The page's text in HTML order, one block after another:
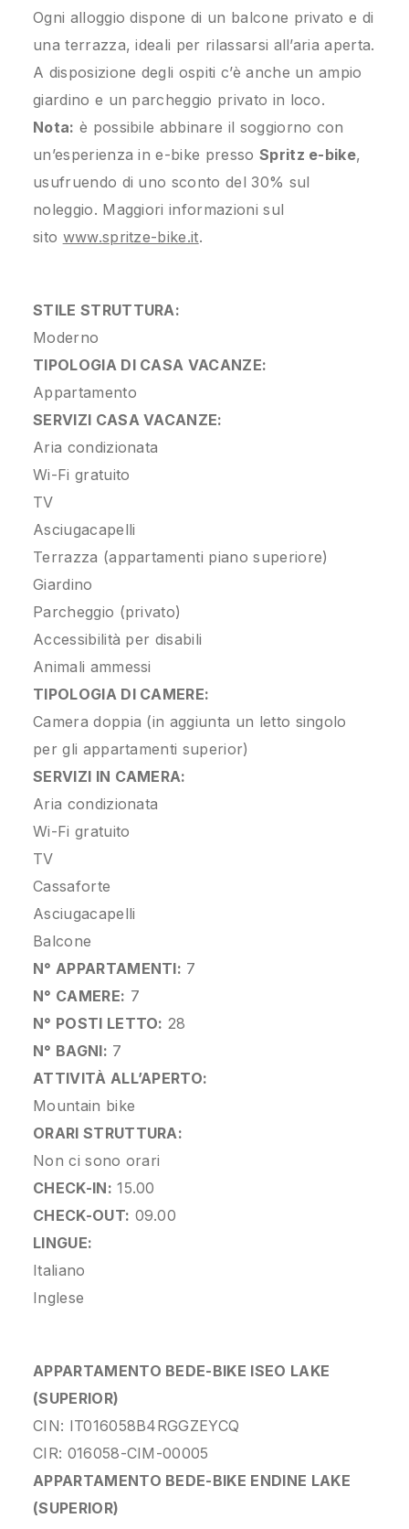
Ogni alloggio dispone di un balcone privato e di
una terrazza, ideali per rilassarsi all’aria aperta.
A disposizione degli ospiti c’è anche un ampio
giardino e un parcheggio privato in loco.
Nota: è possibile abbinare il soggiorno con
un’esperienza in e-bike presso Spritz e-bike,
usufruendo di uno sconto del 30% sul
noleggio. Maggiori informazioni sul
sito www.spritze-bike.it.
STILE STRUTTURA:
Moderno
TIPOLOGIA DI CASA VACANZE:
Appartamento
SERVIZI CASA VACANZE:
Aria condizionata
Wi-Fi gratuito
TV
Asciugacapelli
Terrazza (appartamenti piano superiore)
Giardino
Parcheggio (privato)
Accessibilità per disabili
Animali ammessi
TIPOLOGIA DI CAMERE:
Camera doppia (in aggiunta un letto singolo
per gli appartamenti superior)
SERVIZI IN CAMERA:
Aria condizionata
Wi-Fi gratuito
TV
Cassaforte
Asciugacapelli
Balcone
N° APPARTAMENTI: 7
N° CAMERE: 7
N° POSTI LETTO: 28
N° BAGNI: 7
ATTIVITÀ ALL’APERTO:
Mountain bike
ORARI STRUTTURA:
Non ci sono orari
CHECK-IN: 15.00
CHECK-OUT: 09.00
LINGUE:
Italiano
Inglese
APPARTAMENTO BEDE-BIKE ISEO LAKE
(SUPERIOR)
CIN: IT016058B4RGGZEYCQ
CIR: 016058-CIM-00005
APPARTAMENTO BEDE-BIKE ENDINE LAKE
(SUPERIOR)